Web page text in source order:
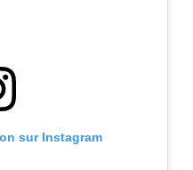
sur Instagram